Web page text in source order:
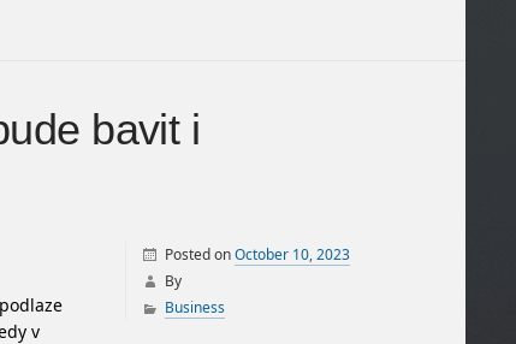
bavit i
v
Posted onOctober 10, 2023
By
Business